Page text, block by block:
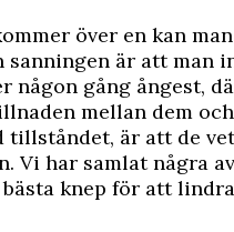
över en kan
sanningen är att man
någon gång ångest,
mellan dem
tillståndet, är att de
Vi har samlat några av
knep för att lindra